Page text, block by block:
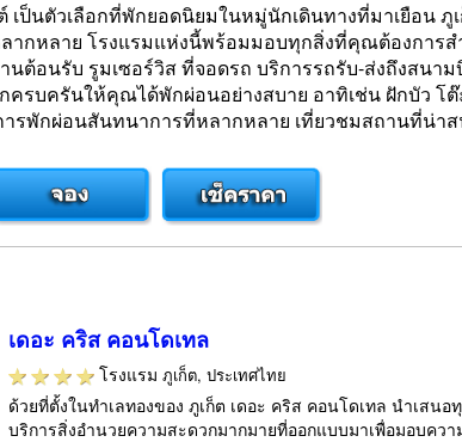
ตัวเลือกที่พักยอดนิยมในหมู่นักเดินทางที่มาเยือน ภูเ
ากหลาย โรงแรมแห่งนี้พร้อมมอบทุกสิ่งที่คุณต้องการ
ต้อนรับ รูมเซอร์วิส ที่จอดรถ บริการรถรับ-ส่งถึงสนา
รบครันให้คุณได้พักผ่อนอย่างสบาย อาทิเช่น ฝักบัว โ
รพักผ่อนสันทนาการที่หลากหลาย เที่ยวชมสถานที่น่า
เดอะ คริส คอนโดเทล
โรงแรม ภูเก็ต, ประเทศไทย
ด้วยที่ตั้งในทำเลทองของ ภูเก็ต เดอะ คริส คอนโดเทล นำเส
บริการสิ่งอำนวยความสะดวกมากมายที่ออกแบบมาเพื่อมอบคว